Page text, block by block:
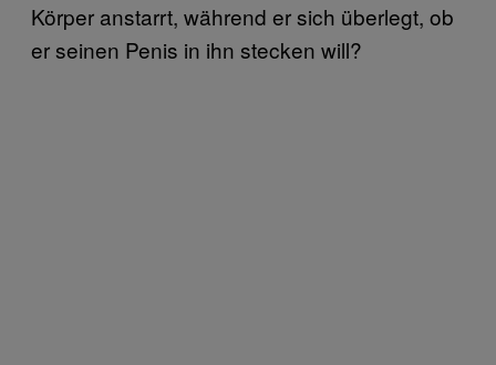
Körper anstarrt, während er sich überlegt, ob
er seinen Penis in ihn stecken will?